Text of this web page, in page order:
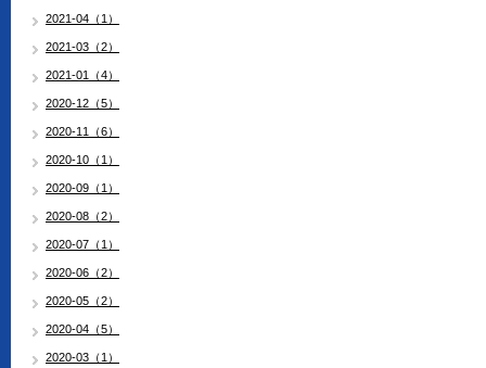
2021-04（1）
2021-03（2）
2021-01（4）
2020-12（5）
2020-11（6）
2020-10（1）
2020-09（1）
2020-08（2）
2020-07（1）
2020-06（2）
2020-05（2）
2020-04（5）
2020-03（1）